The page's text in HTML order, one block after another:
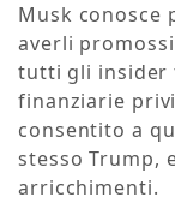
Musk conosce
averli
tutti gli insider
finanziarie
consentito a
stesso Trump,
arricchimenti.